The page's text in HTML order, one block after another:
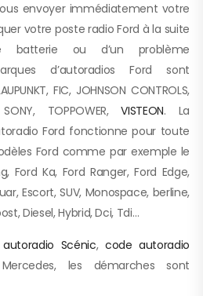
envoyer immédiatement votre
votre poste radio Ford à la suite
batterie ou d’un problème
d’autoradios Ford sont
FIC, JOHNSON CONTROLS,
SONY, TOPPOWER,VISTEON. La
Ford fonctionne pour toute
Ford comme par exemple le
Ford Ka, Ford Ranger, Ford Edge,
Escort, SUV, Monospace, berline,
Diesel, Hybrid, Dci, Tdi…
Scénic, code autoradio
les démarches sont